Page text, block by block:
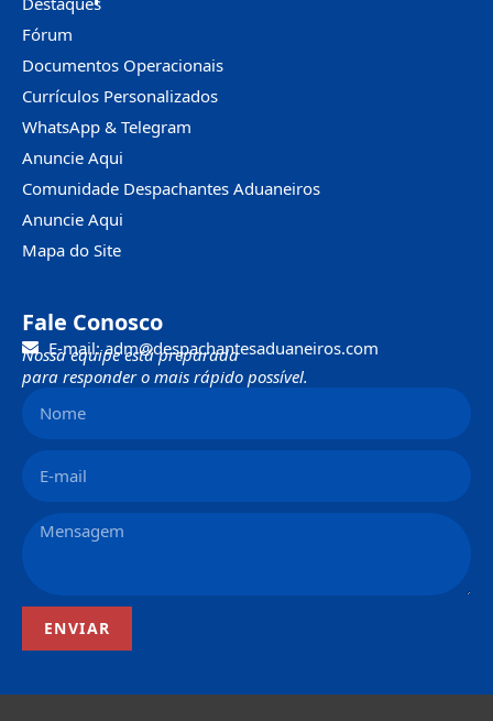
Fórum
Documentos Operacionais
Currículos Personalizados
WhatsApp & Telegram
Anuncie Aqui
Comunidade Despachantes Aduaneiros
Anuncie Aqui
Mapa do Site
Fale Conosco
E-mail: adm@despachantesaduaneiros.com
Nossa equipe está preparada
para responder o mais rápido possível.
ENVIAR